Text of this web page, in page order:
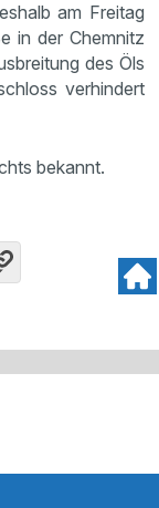
am Freitag
in der Chemnitz
des Öls
verhindert
bekannt.